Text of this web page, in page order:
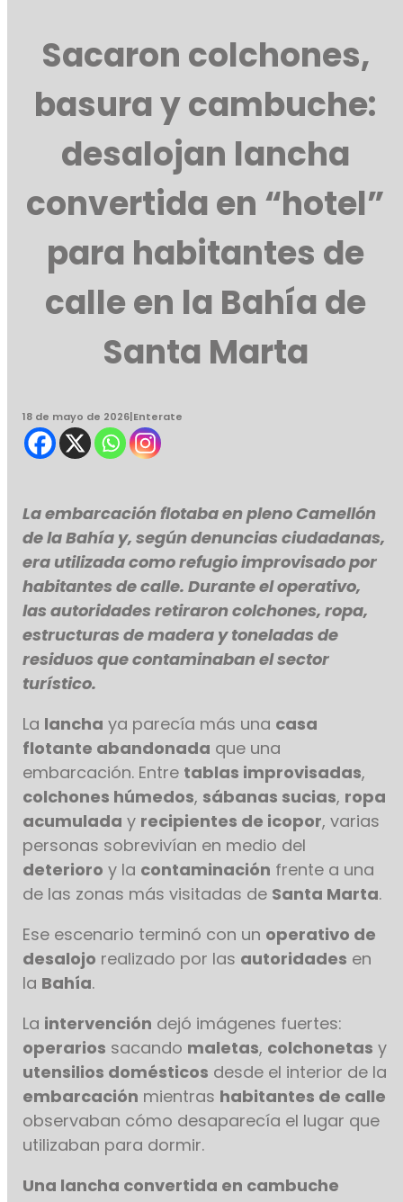
Sacaron colchones,
basura y cambuche:
desalojan lancha
convertida en “hotel”
para habitantes de
calle en la Bahía de
Santa Marta
18 de mayo de 2026|Enterate
La embarcación flotaba en pleno Camellón
de la Bahía y, según denuncias ciudadanas,
era utilizada como refugio improvisado por
habitantes de calle. Durante el operativo,
las autoridades retiraron colchones, ropa,
estructuras de madera y toneladas de
residuos que contaminaban el sector
turístico.
La lancha ya parecía más una casa
flotante abandonada que una
embarcación. Entre tablas improvisadas,
colchones húmedos, sábanas sucias, ropa
acumulada y recipientes de icopor, varias
personas sobrevivían en medio del
deterioro y la contaminación frente a una
de las zonas más visitadas de Santa Marta.
Ese escenario terminó con un operativo de
desalojo realizado por las autoridades en
la Bahía.
La intervención dejó imágenes fuertes:
operarios sacando maletas, colchonetas y
utensilios domésticos desde el interior de la
embarcación mientras habitantes de calle
observaban cómo desaparecía el lugar que
utilizaban para dormir.
Una lancha convertida en cambuche